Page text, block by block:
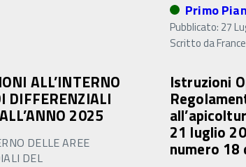
ALL’INTERNO
DIFFERENZIALI
2025
DELLE AREE
DEL
Primo
Pubblicato: 27
Scritto da
Istruzioni
21 luglio
numero 18